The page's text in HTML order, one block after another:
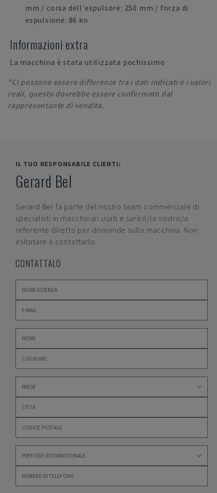
mm / corsa dell'espulsore: 250 mm / forza di
espulsione: 86 kn
Informazioni extra
La macchina è stata utilizzata pochissimo
*Ci possono essere differenze tra i dati indicati e i valori
reali, questo dovrebbe essere confermato dal
rappresentante di vendita.
IL TUO RESPONSABILE CLIENTI:
Gerard Bel
Gerard Bel fa parte del nostro team commerciale di
specialisti in macchinari usati e sarà il/la vostro/a
referente diretto per domande sulla macchina. Non
esitatare a contattarlo.
CONTATTALO